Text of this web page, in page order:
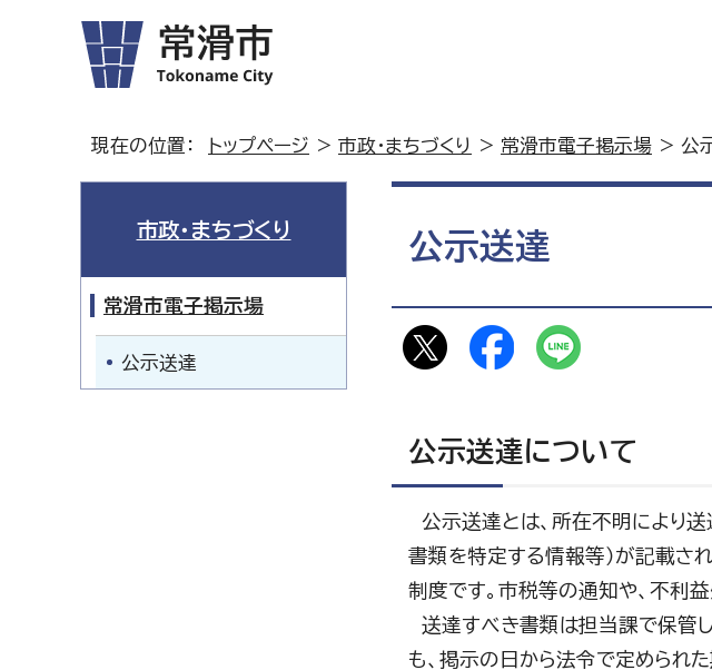
現在の位置： トップページ > 市政・まちづくり > 常滑市電子掲示場 > 公
公示送達
公示送達について
公示送達とは、所在不明により
書類を特定する情報等）が記載さ
制度です。市税等の通知や、不利
送達すべき書類は担当課で保管
も、掲示の日から法令で定められ
市政・まちづくり
常滑市電子掲示場
公示送達